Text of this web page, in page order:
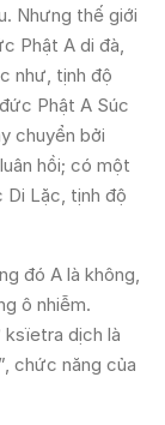
Nhưng thế giới
Phật A di đà,
như, tịnh độ
Phật A Súc
chuyển bởi
hồi; có một
Di Lặc, tịnh độ
đó A là không,
ô nhiễm.
ksïetra dịch là
chức năng của